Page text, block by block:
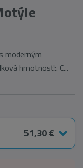
moderným
hmotnosť:. C...
51,30 €